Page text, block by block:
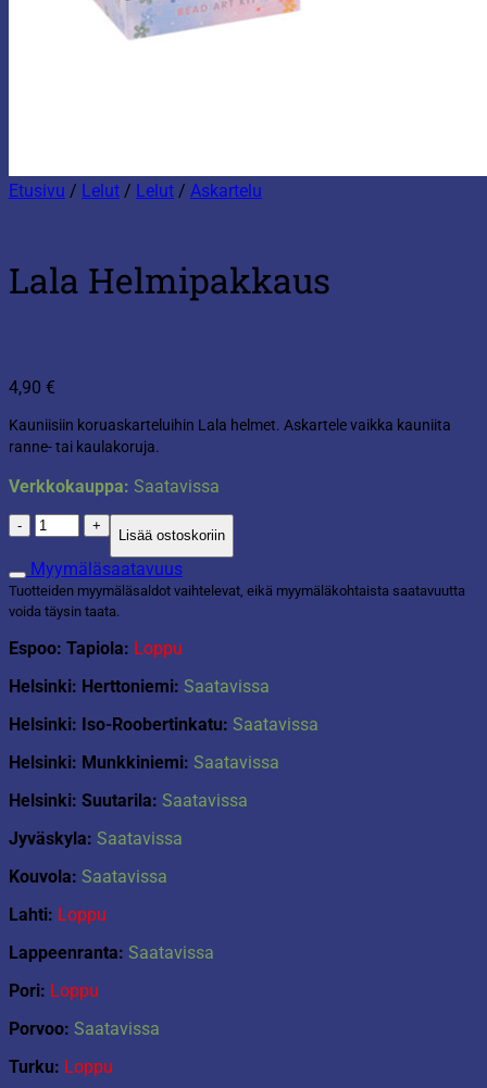
Etusivu / Lelut / Lelut / Askartelu
Lala Helmipakkaus
4,90 €
Kauniisiin koruaskarteluihin Lala helmet. Askartele vaikka kauniita
ranne- tai kaulakoruja.
Verkkokauppa: Saatavissa
Lala
Helmipakkaus
määrä
Lisää ostoskoriin
Myymäläsaatavuus
Tuotteiden myymäläsaldot vaihtelevat, eikä myymäläkohtaista saatavuutta
voida täysin taata.
Espoo: Tapiola: Loppu
Helsinki: Herttoniemi: Saatavissa
Helsinki: Iso-Roobertinkatu: Saatavissa
Helsinki: Munkkiniemi: Saatavissa
Helsinki: Suutarila: Saatavissa
Jyväskyla: Saatavissa
Kouvola: Saatavissa
Lahti: Loppu
Lappeenranta: Saatavissa
Pori: Loppu
Porvoo: Saatavissa
Turku: Loppu